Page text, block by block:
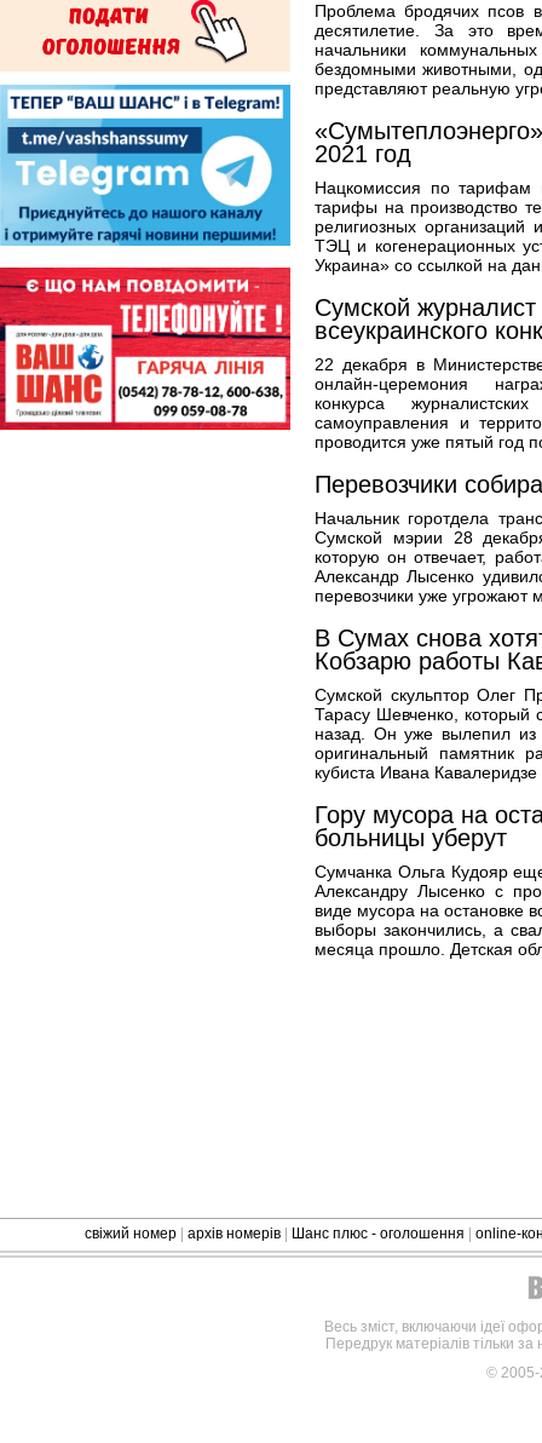
Проблема бродячих псов
десятилетие. За это
начальники
бездомными животными,
представляют реальную
2021 год
Нацкомиссия по тарифам
тарифы на производство
религиозных
ТЭЦ и когенерационных
Украина» со ссылкой на
Сумской
всеукраинского
22 декабря в
онлайн-церемония
конкурса
самоуправления и
проводится уже пятый год
Перевозчики
Начальник горотдела
Сумской мэрии 28
которую он отвечает,
Александр Лысенко
перевозчики уже угрожают
В Сумах снова
Кобзарю работы
Сумской скульптор Олег
Тарасу Шевченко, который
назад. Он уже вылепил
оригинальный памятник
кубиста Ивана
Гору мусора на
больницы уберут
Сумчанка Ольга Кудояр
Александру Лысенко с
виде мусора на остановке
выборы закончились, а
месяца прошло. Детская
свіжий номер архів номерів Шанс плюс - оголошення online-
Весь зміст, включаючи ідеї
Передрук матеріалів тільки
©